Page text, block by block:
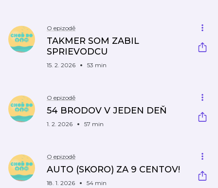
O epizodě
TAKMER SOM ZABIL
SPRIEVODCU
15. 2. 2026 53 min
O epizodě
54 BRODOV V JEDEN DEŇ
1. 2. 2026 57 min
O epizodě
AUTO (SKORO) ZA 9 CENTOV!
18. 1. 2026 54 min